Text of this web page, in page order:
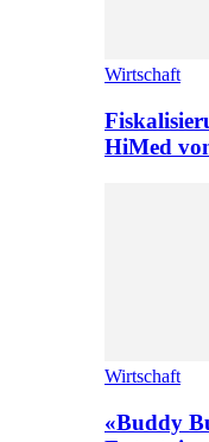
Wirtschaft
HiMed
Wirtschaft
«Buddy